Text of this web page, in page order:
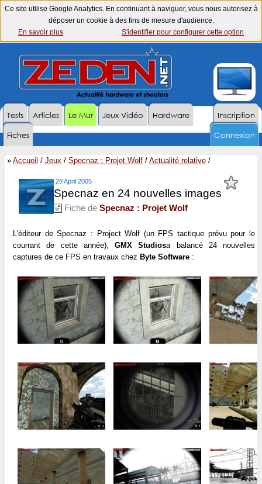
Ce site utilise Google Analytics. En continuant à naviguer, vous nous autorisez à
déposer un cookie à des fins de mesure d'audience.
En savoir plus
S'identifier pour configurer cette option
Inscription
Tests Articles Le Mur Jeux Vidéo
Hardware
Fiches
Connexion
» Accueil / Jeux / Specnaz : Projet Wolf / Actualité relative /
28 April 2005
Specnaz en 24 nouvelles images
Fiche de Specnaz : Projet Wolf
L'éditeur de Specnaz : Project Wolf (un FPS tactique prévu pour le
courrant de cette année), GMX Studiosa balancé 24 nouvelles
captures de ce FPS en travaux chez Byte Software :